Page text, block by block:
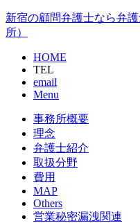
新宿の顧問弁護士なら弁
所）
HOME
TEL
email
Menu
事務所概要
理念
弁護士紹介
取扱分野
費用
MAP
Others
営業秘密漏洩関連